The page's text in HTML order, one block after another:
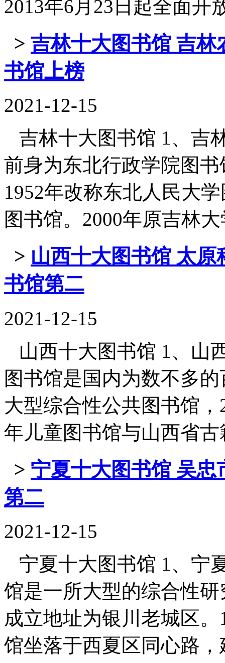
2013年6月23日起全面开
> 吉林十大图书馆 吉
书馆上榜
2021-12-15
吉林十大图书馆 1、吉
前身为东北行政学院图
1952年改称东北人民大
图书馆。2000年原吉林
> 山西十大图书馆 太
书馆第二
2021-12-15
山西十大图书馆 1、山
图书馆是国内为数不多
大型综合性公共图书馆
年儿童图书馆与山西省古
> 宁夏十大图书馆 吴
第二
2021-12-15
宁夏十大图书馆 1、宁
馆是一所大型的综合性
成立地址为银川老城区
馆坐落于西夏区同心路，